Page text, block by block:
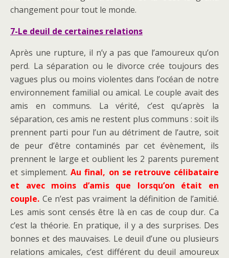
changement pour tout le monde.
7-Le deuil de certaines relations
Après une rupture, il n’y a pas que l’amoureux qu’on
perd. La séparation ou le divorce crée toujours des
vagues plus ou moins violentes dans l’océan de notre
environnement familial ou amical. Le couple avait des
amis en communs. La vérité, c’est qu’après la
séparation, ces amis ne restent plus communs : soit ils
prennent parti pour l’un au détriment de l’autre, soit
de peur d’être contaminés par cet évènement, ils
prennent le large et oublient les 2 parents purement
et simplement.Au final, on se retrouve célibataire
et avec moins d’amis que lorsqu’on était en
couple. Ce n’est pas vraiment la définition de l’amitié.
Les amis sont censés être là en cas de coup dur. Ca
c’est la théorie. En pratique, il y a des surprises. Des
bonnes et des mauvaises. Le deuil d’une ou plusieurs
relations amicales, c’est différent du deuil amoureux